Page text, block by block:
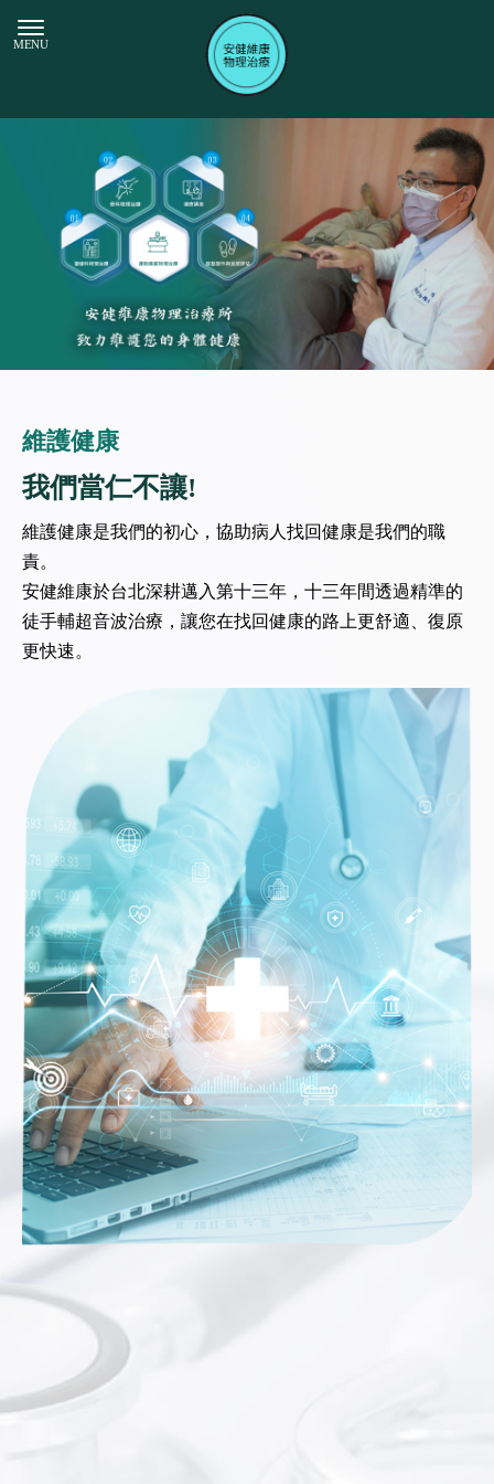
維護健康
我們當仁不讓!
維護健康是我們的初心，協助病人找回健康是我們的職
責。
安健維康於台北深耕邁入第十三年，十三年間透過精準的
徒手輔超音波治療，讓您在找回健康的路上更舒適、復原
更快速。